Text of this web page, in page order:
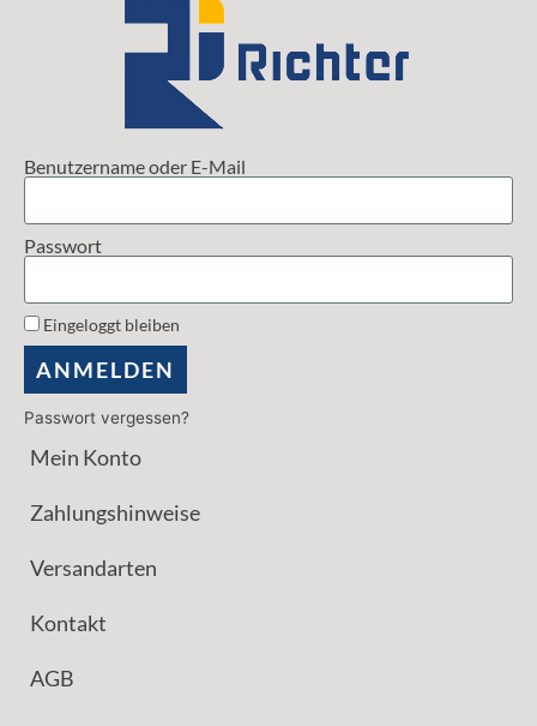
Benutzername oder E-Mail
Passwort
Eingeloggt bleiben
ANMELDEN
Passwort vergessen?
Mein Konto
Zahlungshinweise
Versandarten
Kontakt
AGB